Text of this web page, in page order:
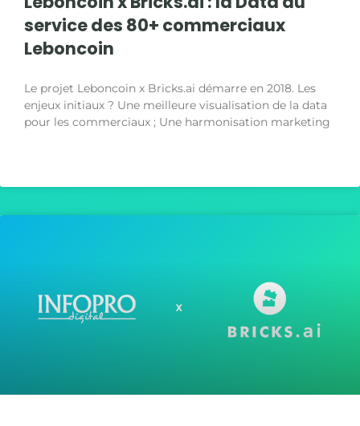
service des 80+ commerciaux
Leboncoin
Le projet Leboncoin x Bricks.ai démarre en 2018. Les
enjeux initiaux ? Une meilleure visualisation de la data
pour les commerciaux ; Une harmonisation marketing